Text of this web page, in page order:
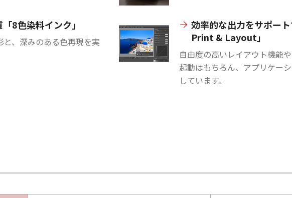
8色染料インク」
、深みのある色再現を実
効率的な出力をサポー
Print & Layout」
自由度の高いレイアウト機能
起動はもちろん、アプリケー
しています。